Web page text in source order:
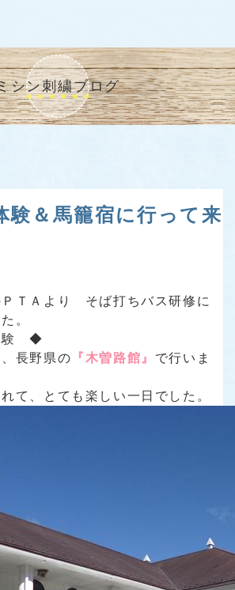
シン刺繍ブログ
験＆馬籠宿に行って来
ＴＡより そば打ちバス研修に
。
験 ◆
長野県の 『木曽路館』 で行いま
て、とても楽しい一日でした。